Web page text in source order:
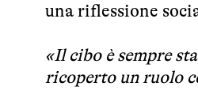
una riflessione
«Il cibo è sempre
ricoperto un ruolo